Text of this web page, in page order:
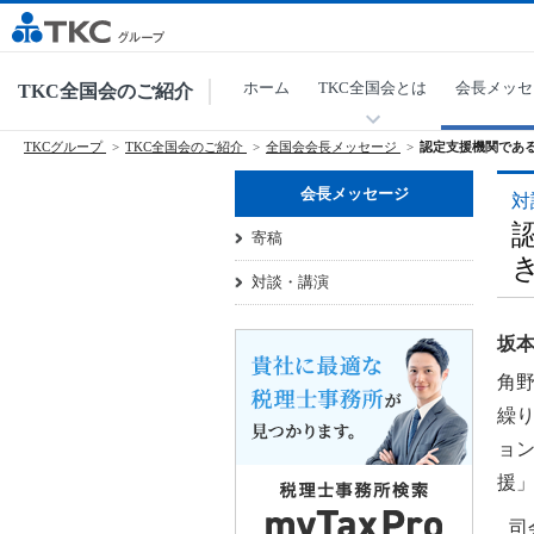
TKC全国会のご紹介 ホーム TKC全国会とは 会長メッ
TKCグループ TKC全国会のご紹介 全国会会長メッセージ 認定支援機関であ
対
坂
角
繰
ョ
援
司
会長メッセージ
寄稿
対談・講演